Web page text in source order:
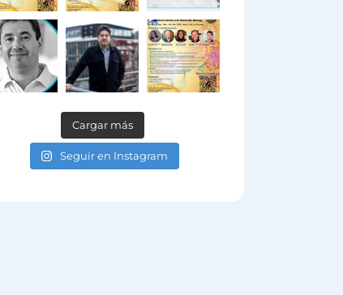
Cargar más
Seguir en Instagram